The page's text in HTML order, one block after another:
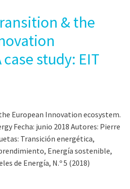
& the
study: EIT
European Innovation ecosystem.
Fecha: junio 2018 Autores: Pierre
Transición energética,
Energía sostenible,
de Energía, N.º 5 (2018)